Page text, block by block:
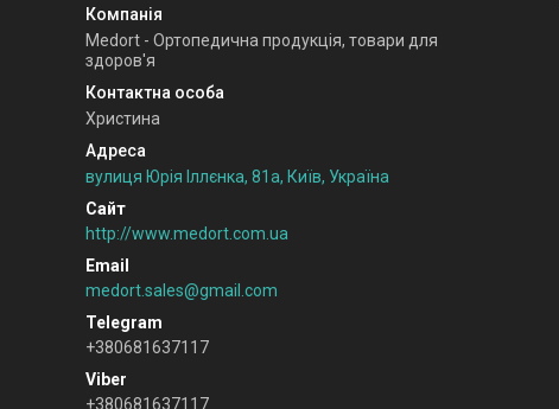
Medort - Ортопедична продукція, товари для
здоров'я
Христина
вулиця Юрія Іллєнка, 81а, Київ, Україна
http://www.medort.com.ua
medort.sales@gmail.com
+380681637117
+380681637117